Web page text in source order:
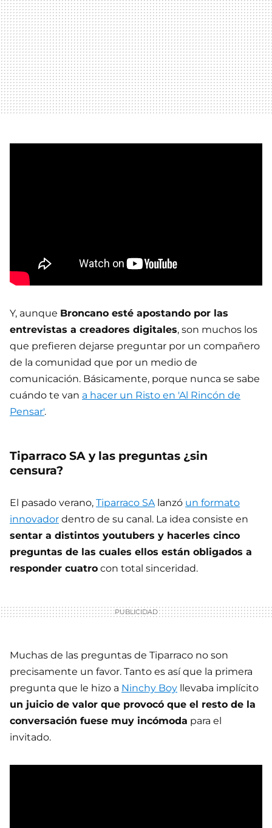
Y, aunque Broncano esté apostando por las
entrevistas a creadores digitales, son muchos los
que prefieren dejarse preguntar por un compañero
de la comunidad que por un medio de
comunicación. Básicamente, porque nunca se sabe
cuándo te van a hacer un Risto en 'Al Rincón de
Pensar'.
Tiparraco SA y las preguntas ¿sin
censura?
El pasado verano, Tiparraco SAlanzó un formato
innovador dentro de su canal. La idea consiste en
sentar a distintos youtubers y hacerles cinco
preguntas de las cuales ellos están obligados a
responder cuatro con total sinceridad.
Muchas de las preguntas de Tiparraco no son
precisamente un favor. Tanto es así que la primera
pregunta que le hizo a Ninchy Boy llevaba implícito
un juicio de valor que provocó que el resto de la
conversación fuese muy incómoda para el
invitado.